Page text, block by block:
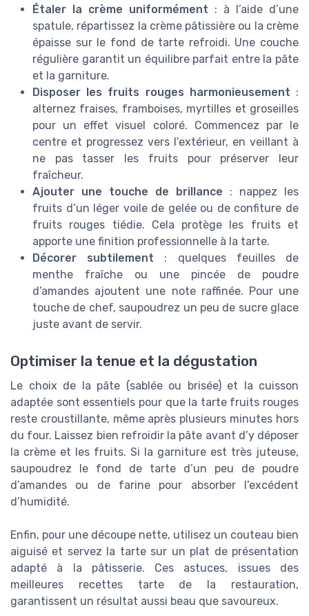
Étaler la crème uniformément : à l’aide d’une
spatule, répartissez la crème pâtissière ou la crème
épaisse sur le fond de tarte refroidi. Une couche
régulière garantit un équilibre parfait entre la pâte
et la garniture.
Disposer les fruits rouges harmonieusement :
alternez fraises, framboises, myrtilles et groseilles
pour un effet visuel coloré. Commencez par le
centre et progressez vers l’extérieur, en veillant à
ne pas tasser les fruits pour préserver leur
fraîcheur.
Ajouter une touche de brillance : nappez les
fruits d’un léger voile de gelée ou de confiture de
fruits rouges tiédie. Cela protège les fruits et
apporte une finition professionnelle à la tarte.
Décorer subtilement : quelques feuilles de
menthe fraîche ou une pincée de poudre
d’amandes ajoutent une note raffinée. Pour une
touche de chef, saupoudrez un peu de sucre glace
juste avant de servir.
Optimiser la tenue et la dégustation
Le choix de la pâte (sablée ou brisée) et la cuisson
adaptée sont essentiels pour que la tarte fruits rouges
reste croustillante, même après plusieurs minutes hors
du four. Laissez bien refroidir la pâte avant d’y déposer
la crème et les fruits. Si la garniture est très juteuse,
saupoudrez le fond de tarte d’un peu de poudre
d’amandes ou de farine pour absorber l’excédent
d’humidité.
Enfin, pour une découpe nette, utilisez un couteau bien
aiguisé et servez la tarte sur un plat de présentation
adapté à la pâtisserie. Ces astuces, issues des
meilleures recettes tarte de la restauration,
garantissent un résultat aussi beau que savoureux.